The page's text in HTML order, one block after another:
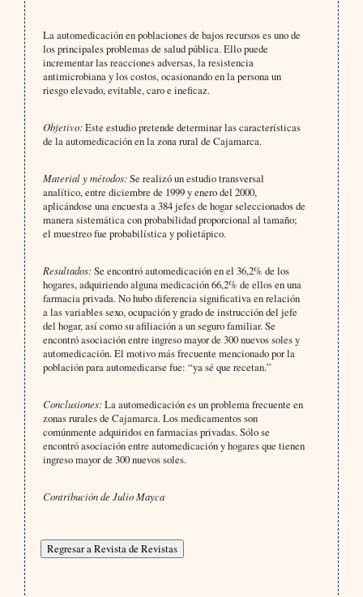
La automedicación en poblaciones de bajos recursos es uno de
los principales problemas de salud pública. Ello puede
incrementar las reacciones adversas, la resistencia
antimicrobiana y los costos, ocasionando en la persona un
riesgo elevado, evitable, caro e ineficaz.
Objetivo:Este estudio pretende determinar las características
de la automedicación en la zona rural de Cajamarca.
Material y métodos:Se realizó un estudio transversal
analítico, entre diciembre de 1999 y enero del 2000,
aplicándose una encuesta a 384 jefes de hogar seleccionados de
manera sistemática con probabilidad proporcional al tamaño;
el muestreo fue probabilística y polietápico.
Resultados:Se encontró automedicación en el 36,2% de los
hogares, adquiriendo alguna medicación 66,2% de ellos en una
farmacia privada. No hubo diferencia significativa en relación
a las variables sexo, ocupación y grado de instrucción del jefe
del hogar, así como su afiliación a un seguro familiar. Se
encontró asociación entre ingreso mayor de 300 nuevos soles y
automedicación. El motivo más frecuente mencionado por la
población para automedicarse fue: “ya sé que recetan.”
Conclusiones:La automedicación es un problema frecuente en
zonas rurales de Cajamarca. Los medicamentos son
comúnmente adquiridos en farmacias privadas. Sólo se
encontró asociación entre automedicación y hogares que tienen
ingreso mayor de 300 nuevos soles.
Contribución de Julio Mayca